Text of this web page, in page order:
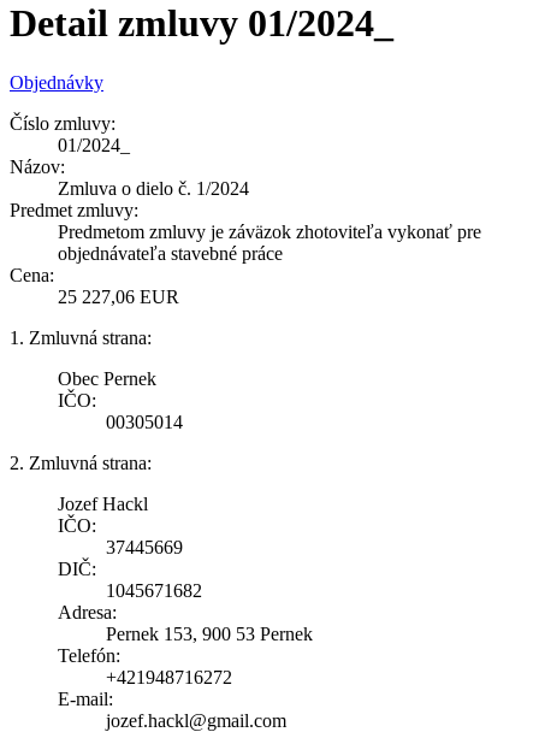
Detail zmluvy 01/2024_
Objednávky
Číslo zmluvy:
01/2024_
Názov:
Zmluva o dielo č. 1/2024
Predmet zmluvy:
Predmetom zmluvy je záväzok zhotoviteľa vykonať pre
objednávateľa stavebné práce
Cena:
25 227,06 EUR
1. Zmluvná strana:
Obec Pernek
IČO:
00305014
2. Zmluvná strana:
Jozef Hackl
IČO:
37445669
DIČ:
1045671682
Adresa:
Pernek 153, 900 53 Pernek
Telefón:
+421948716272
E-mail:
jozef.hackl@gmail.com